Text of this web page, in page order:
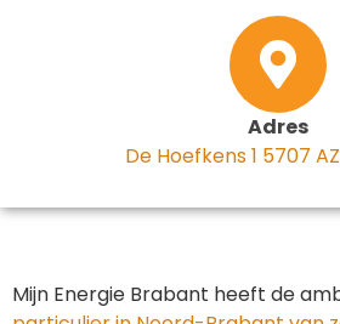
Adres
De Hoefkens 1 5707
Mijn Energie Brabant heeft de